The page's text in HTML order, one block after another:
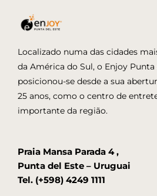
Localizado numa das cidades
da América do Sul, o Enjoy Punta
posicionou-se desde a sua
25 anos, como o centro de
importante da região.
Praia Mansa Parada 4 ,
Punta del Este – Uruguai
Tel. (+598) 4249 1111